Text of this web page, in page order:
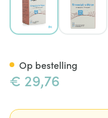
€ 29,76
Op bestelling